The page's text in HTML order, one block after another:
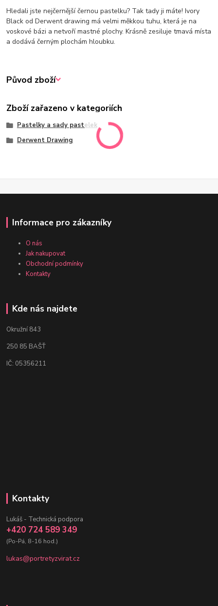
Hledali jste nejčernější černou pastelku? Tak tady ji máte! Ivory
Black od Derwent drawing má velmi měkkou tuhu, která je na
voskové bázi a netvoří mastné plochy. Krásně zesiluje tmavá místa
a dodává černým plochám hloubku.
Původ zboží
Zboží zařazeno v kategoriích
Pastelky a sady pastelek
Derwent Drawing
Informace pro zákazníky
O nás
Jak nakupovat
Obchodní podmínky
Kontakty
Kde nás najdete
Okružní 843
250 85 BAŠŤ
IČ: 05356211
Kontakty
Lukáš - Technická podpora
+420 724 589 349
(Po-Pá, 8-16 hod.)
lukas@portretyzvirat.cz